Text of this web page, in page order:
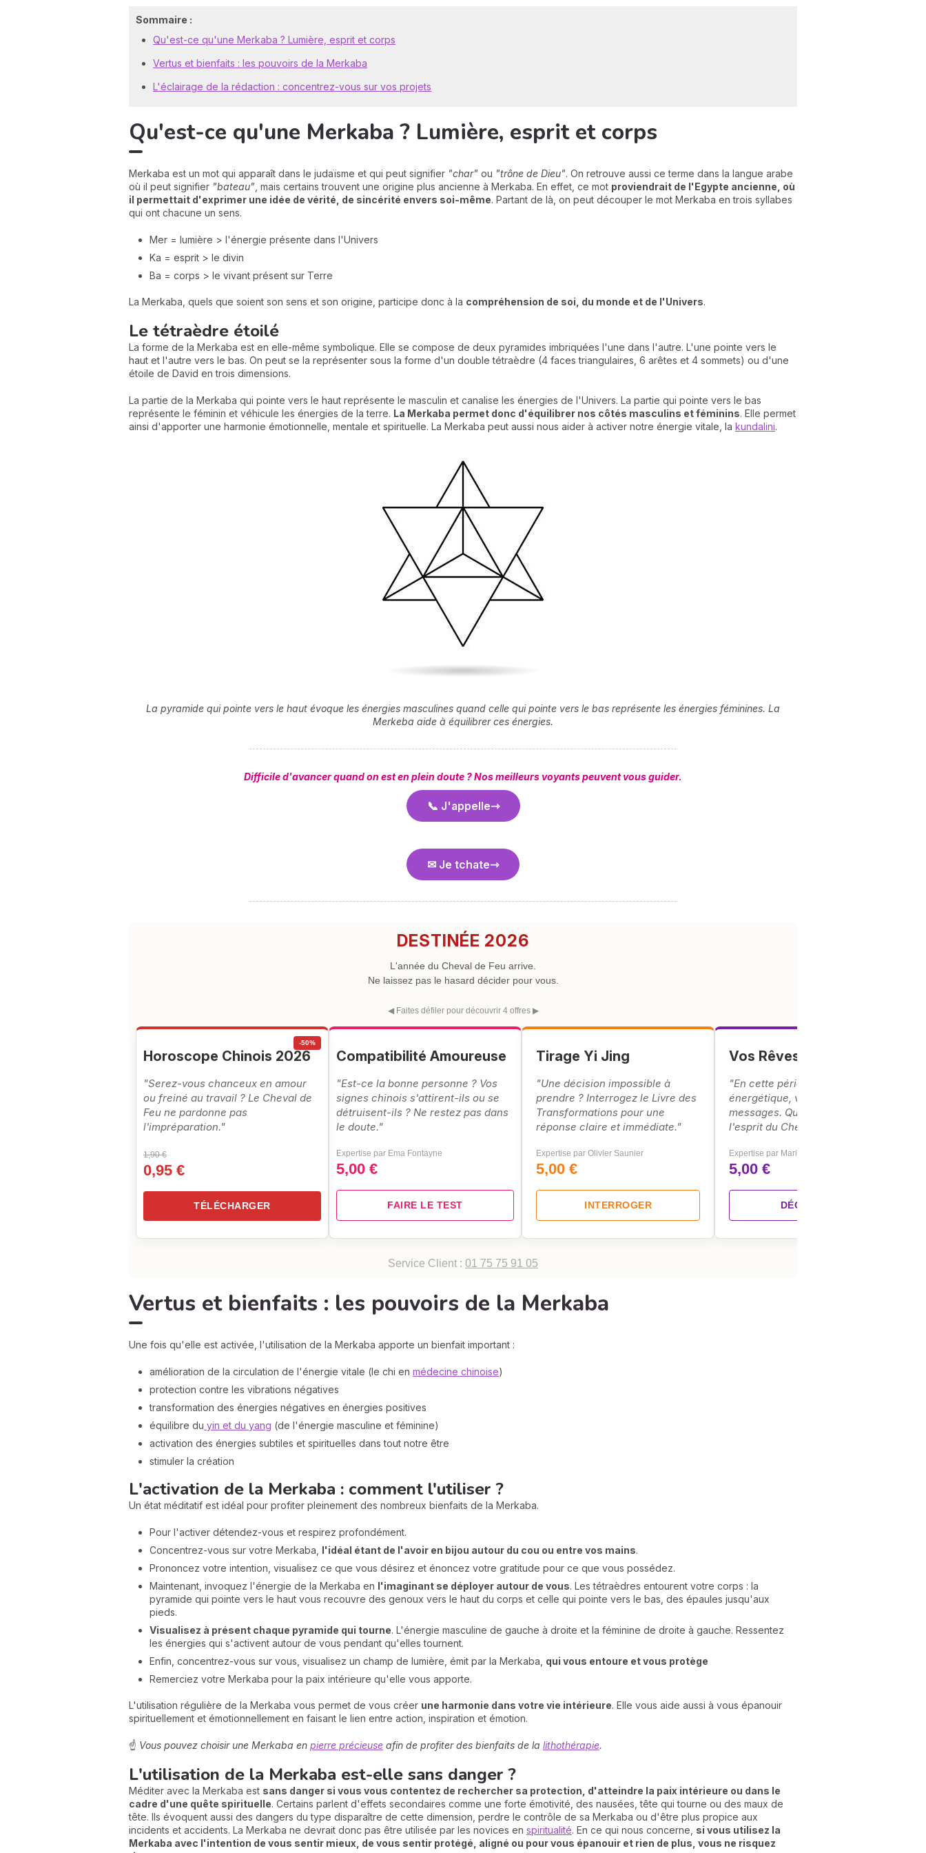
Sommaire :
Qu'est-ce qu'une Merkaba ? Lumière, esprit et corps
Vertus et bienfaits : les pouvoirs de la Merkaba
L'éclairage de la rédaction : concentrez-vous sur vos projets
Qu'est-ce qu'une Merkaba ? Lumière, esprit et corps
Merkaba est un mot qui apparaît dans le judaïsme et qui peut signifier "char" ou "trône de Dieu". On retrouve aussi ce terme dans la langue arabe
où il peut signifier "bateau" , mais certains trouvent une origine plus ancienne à Merkaba. En effet, ce mot proviendrait de l'Egypte ancienne, où
il permettait d'exprimer une idée de vérité, de sincérité envers soi-même. Partant de là, on peut découper le mot Merkaba en trois syllabes
qui ont chacune un sens.
Mer = lumière > l'énergie présente dans l'Univers
Ka = esprit > le divin
Ba = corps > le vivant présent sur Terre
La Merkaba, quels que soient son sens et son origine, participe donc à la compréhension de soi, du monde et de l'Univers.
Le tétraèdre étoilé
La forme de la Merkaba est en elle-même symbolique. Elle se compose de deux pyramides imbriquées l'une dans l'autre. L'une pointe vers le
haut et l'autre vers le bas. On peut se la représenter sous la forme d'un double tétraèdre (4 faces triangulaires, 6 arêtes et 4 sommets) ou d'une
étoile de David en trois dimensions.
La partie de la Merkaba qui pointe vers le haut représente le masculin et canalise les énergies de l'Univers. La partie qui pointe vers le bas
représente le féminin et véhicule les énergies de la terre. La Merkaba permet donc d'équilibrer nos côtés masculins et féminins. Elle permet
ainsi d'apporter une harmonie émotionnelle, mentale et spirituelle. La Merkaba peut aussi nous aider à activer notre énergie vitale, la kundalini.
La pyramide qui pointe vers le haut évoque les énergies masculines quand celle qui pointe vers le bas représente les énergies féminines. La
Merkeba aide à équilibrer ces énergies.
Difficile d'avancer quand on est en plein doute ? Nos meilleurs voyants peuvent vous guider.
📞 J'appelle
✉ Je tchate
DESTINÉE 2026
L'année du Cheval de Feu arrive.
Ne laissez pas le hasard décider pour vous.
◀ Faites défiler pour découvrir 4 offres ▶
-50%
Horoscope Chinois 2026
"Serez-vous chanceux en amour
ou freiné au travail ? Le Cheval de
Feu ne pardonne pas
l'impréparation."
1,90 €
0,95 €
TÉLÉCHARGER
Compatibilité Amoureuse
"Est-ce la bonne personne ? Vos
signes chinois s'attirent-ils ou se
détruisent-ils ? Ne restez pas dans
le doute."
Expertise par Ema Fontayne
5,00 €
FAIRE LE TEST
Tirage Yi Jing
"Une décision impossible à
prendre ? Interrogez le Livre des
Transformations pour une
réponse claire et immédiate."
Expertise par Olivier Saunier
5,00 €
INTERROGER
Vos Rêves & Présages
"En cette période de transition
énergétique, vos rêves sont des
messages. Que vous souffle
l'esprit du Cheval pour 2026 ?"
Expertise par Marie-Charlène
5,00 €
DÉCRYPTER
Service Client : 01 75 75 91 05
Vertus et bienfaits : les pouvoirs de la Merkaba
Une fois qu'elle est activée, l'utilisation de la Merkaba apporte un bienfait important :
amélioration de la circulation de l'énergie vitale (le chi en médecine chinoise)
protection contre les vibrations négatives
transformation des énergies négatives en énergies positives
équilibre du yin et du yang (de l'énergie masculine et féminine)
activation des énergies subtiles et spirituelles dans tout notre être
stimuler la création
L'activation de la Merkaba : comment l'utiliser ?
Un état méditatif est idéal pour profiter pleinement des nombreux bienfaits de la Merkaba.
Pour l'activer détendez-vous et respirez profondément.
Concentrez-vous sur votre Merkaba, l'idéal étant de l'avoir en bijou autour du cou ou entre vos mains.
Prononcez votre intention, visualisez ce que vous désirez et énoncez votre gratitude pour ce que vous possédez.
Maintenant, invoquez l'énergie de la Merkaba en l'imaginant se déployer autour de vous. Les tétraèdres entourent votre corps : la
pyramide qui pointe vers le haut vous recouvre des genoux vers le haut du corps et celle qui pointe vers le bas, des épaules jusqu'aux
pieds.
Visualisez à présent chaque pyramide qui tourne. L'énergie masculine de gauche à droite et la féminine de droite à gauche. Ressentez
les énergies qui s'activent autour de vous pendant qu'elles tournent.
Enfin, concentrez-vous sur vous, visualisez un champ de lumière, émit par la Merkaba, qui vous entoure et vous protège
Remerciez votre Merkaba pour la paix intérieure qu'elle vous apporte.
L'utilisation régulière de la Merkaba vous permet de vous créer une harmonie dans votre vie intérieure. Elle vous aide aussi à vous épanouir
spirituellement et émotionnellement en faisant le lien entre action, inspiration et émotion.
☝️ Vous pouvez choisir une Merkaba en pierre précieuse afin de profiter des bienfaits de la lithothérapie.
L'utilisation de la Merkaba est-elle sans danger ?
Méditer avec la Merkaba est sans danger si vous vous contentez de rechercher sa protection, d'atteindre la paix intérieure ou dans le
cadre d'une quête spirituelle. Certains parlent d'effets secondaires comme une forte émotivité, des nausées, tête qui tourne ou des maux de
tête. Ils évoquent aussi des dangers du type disparaître de cette dimension, perdre le contrôle de sa Merkaba ou d'être plus propice aux
incidents et accidents. La Merkaba ne devrait donc pas être utilisée par les novices en spiritualité. En ce qui nous concerne, si vous utilisez la
Merkaba avec l'intention de vous sentir mieux, de vous sentir protégé, aligné ou pour vous épanouir et rien de plus, vous ne risquez